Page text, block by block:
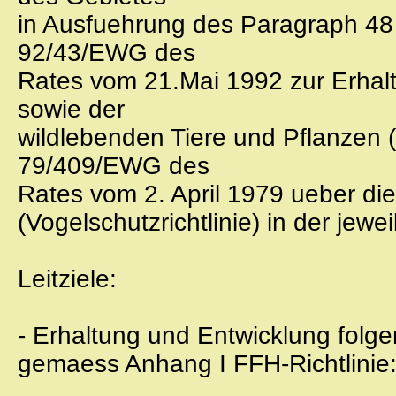
in Ausfuehrung des Paragraph
92/43/EWG des
Rates vom 21.Mai 1992 zur
sowie der
wildlebenden Tiere und Pflanzen
79/409/EWG des
Rates vom 2. April 1979 ueber
(Vogelschutzrichtlinie) in der
Leitziele:
- Erhaltung und Entwicklung
gemaess Anhang I FFH-Richtlinie: